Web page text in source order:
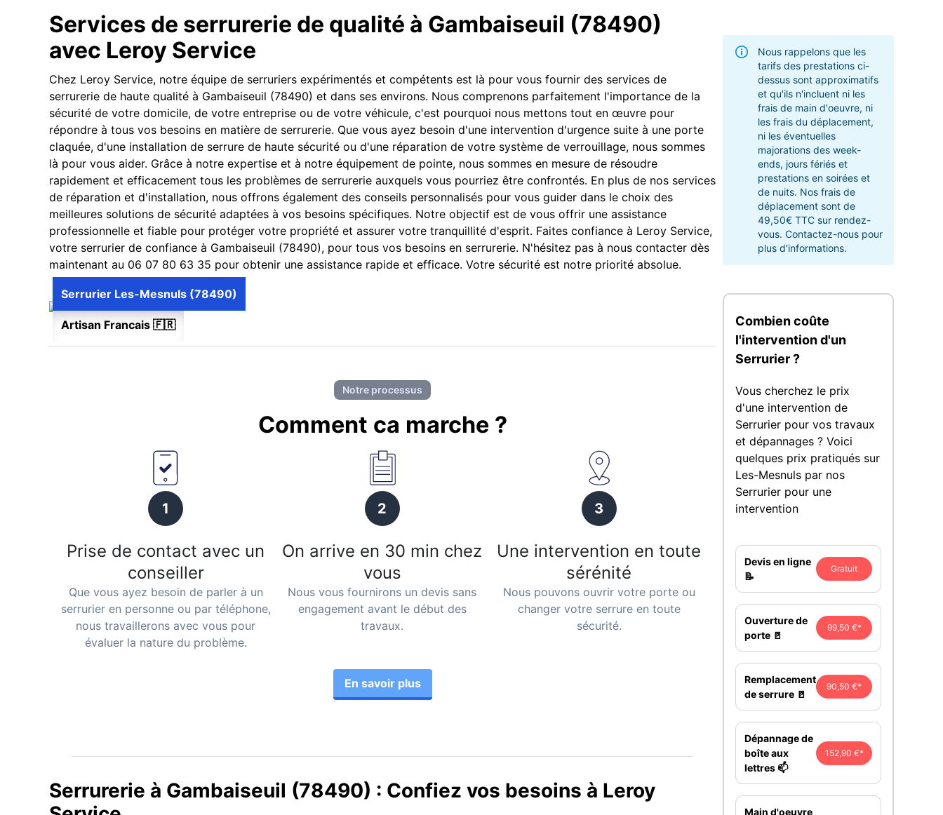
Services de serrurerie de qualité à Gambaiseuil (78490)
avec Leroy Service
Chez Leroy Service, notre équipe de serruriers expérimentés et compétents est là pour vous fournir des services de
serrurerie de haute qualité à Gambaiseuil (78490) et dans ses environs. Nous comprenons parfaitement l'importance de la
sécurité de votre domicile, de votre entreprise ou de votre véhicule, c'est pourquoi nous mettons tout en œuvre pour
répondre à tous vos besoins en matière de serrurerie. Que vous ayez besoin d'une intervention d'urgence suite à une porte
claquée, d'une installation de serrure de haute sécurité ou d'une réparation de votre système de verrouillage, nous sommes
là pour vous aider. Grâce à notre expertise et à notre équipement de pointe, nous sommes en mesure de résoudre
rapidement et efficacement tous les problèmes de serrurerie auxquels vous pourriez être confrontés. En plus de nos services
de réparation et d'installation, nous offrons également des conseils personnalisés pour vous guider dans le choix des
meilleures solutions de sécurité adaptées à vos besoins spécifiques. Notre objectif est de vous offrir une assistance
professionnelle et fiable pour protéger votre propriété et assurer votre tranquillité d'esprit. Faites confiance à Leroy Service,
votre serrurier de confiance à Gambaiseuil (78490), pour tous vos besoins en serrurerie. N'hésitez pas à nous contacter dès
maintenant au 06 07 80 63 35 pour obtenir une assistance rapide et efficace. Votre sécurité est notre priorité absolue.
Artisan Francais 🇫🇷
Serrurier Les-Mesnuls (78490)
Notre processus
Comment ca marche ?
1
Prise de contact avec un
conseiller
Que vous ayez besoin de parler à un
serrurier en personne ou par téléphone,
nous travaillerons avec vous pour
évaluer la nature du problème.
2
On arrive en 30 min chez
vous
Nous vous fournirons un devis sans
engagement avant le début des
travaux.
3
Une intervention en toute
sérénité
Nous pouvons ouvrir votre porte ou
changer votre serrure en toute
sécurité.
En savoir plus
Serrurerie à Gambaiseuil (78490) : Confiez vos besoins à Leroy
Nous rappelons que les
tarifs des prestations ci-
dessus sont approximatifs
et qu'ils n'incluent ni les
frais de main d'oeuvre, ni
les frais du déplacement,
ni les éventuelles
majorations des week-
ends, jours fériés et
prestations en soirées et
de nuits. Nos frais de
déplacement sont de
49,50€ TTC sur rendez-
vous. Contactez-nous pour
plus d'informations.
Combien coûte
l'intervention d'un
Serrurier ?
Vous cherchez le prix
d'une intervention de
Serrurier pour vos travaux
et dépannages ? Voici
quelques prix pratiqués sur
Les-Mesnuls par nos
Serrurier pour une
intervention
Devis en ligne
📝
Gratuit
Ouverture de
porte 🚪
99,50 €*
Remplacement
de serrure 🚪
90,50 €*
Dépannage de
boîte aux
lettres 📫
152,90 €*
Main d'oeuvre